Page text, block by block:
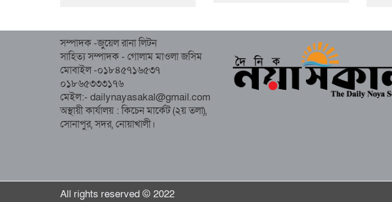
সম্পাদক -জুয়েল রানা লিটন
সাহিত্য সম্পাদক - গোলাম মাওলা জসিম
মোবাইল -০১৮৪৫৭১৬৫৩৭
০১৮৬৫৩৩৩১৭৬
মেইল:- dailynayasakal@gmail.com
অস্থায়ী কার্যালয় : কিচেন মার্কেট (২য় তলা),
সোনাপুর, সদর, নোয়াখালী।
All rights reserved © 2022